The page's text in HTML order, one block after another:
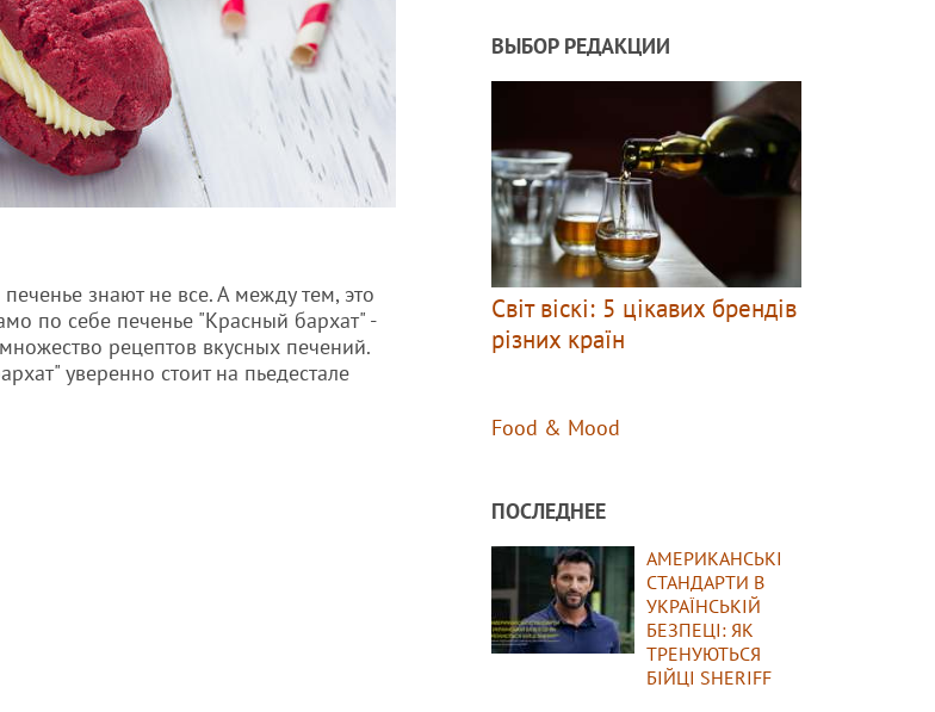
знают не все. А между тем, это
по себе печенье "Красный бархат" -
рецептов вкусных печений.
уверенно стоит на пьедестале
ВЫБОР РЕДАКЦИИ
Світ віскі: 5 цікавих брендів
різних країн
Food & Mood
ПОСЛЕДНЕЕ
АМЕРИКАНСЬКІ
СТАНДАРТИ В
УКРАЇНСЬКІЙ
БЕЗПЕЦІ: ЯК
ТРЕНУЮТЬСЯ
БІЙЦІ SHERIFF